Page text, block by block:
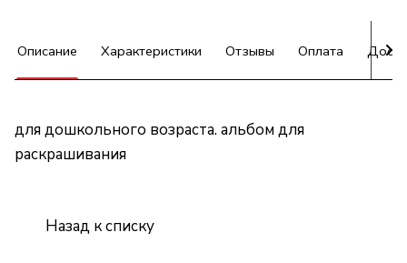
Описание Характеристики Отзывы Оплата
для дошкольного возраста. альбом для
раскрашивания
Назад к списку